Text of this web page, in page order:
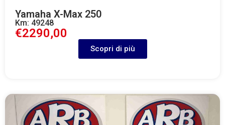
Yamaha X-Max 250
Km: 49248
€2290,00
Scopri di più